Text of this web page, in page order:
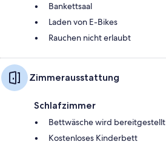
Bankettsaal
Laden von E-Bikes
Rauchen nicht erlaubt
Zimmerausstattung
Schlafzimmer
Bettwäsche wird bereitgestellt
Kostenloses Kinderbett